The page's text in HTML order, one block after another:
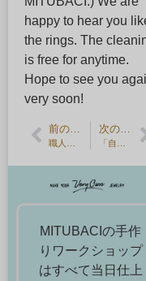
happy to hear you
the rings. The
is free for anytime.
Hope to see you
very soon!
MITUBACIの手作
りワークショップ
はすべて当日仕上